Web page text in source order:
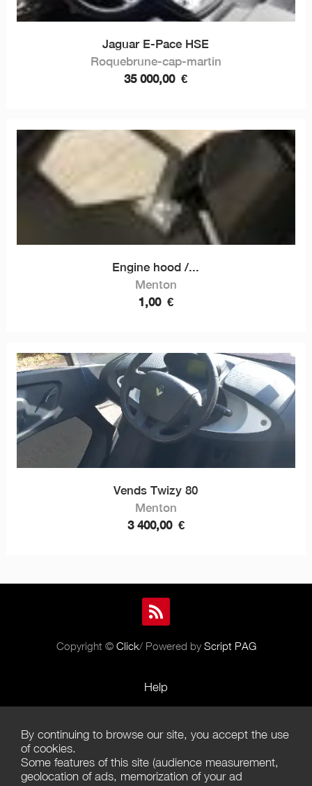
Jaguar E-Pace HSE
Roquebrune-cap-martin
35 000,00 €
Engine hood /...
Menton
1,00 €
Vends Twizy 80
Menton
3 400,00 €
Copyright © Click/ Powered by Script PAG
Help
Terms of Use
Terms of Sales
By continuing to browse our site, you accept the use
of cookies.
Some features of this site (audience measurement,
geolocation of ads, memorization of your ad